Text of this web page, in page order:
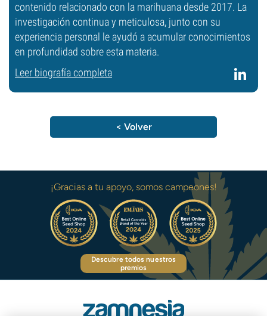
contenido relacionado con la marihuana desde 2017. La
investigación continua y meticulosa, junto con su
experiencia personal le ayudó a acumular conocimientos
en profundidad sobre esta materia.
Leer biografía completa
< Volver
¡Gracias a tu apoyo, somos campeones!
Descubre todos nuestros
premios